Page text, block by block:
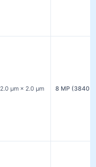
2.0 µm × 2.0 µm 8 MP (3840 ×